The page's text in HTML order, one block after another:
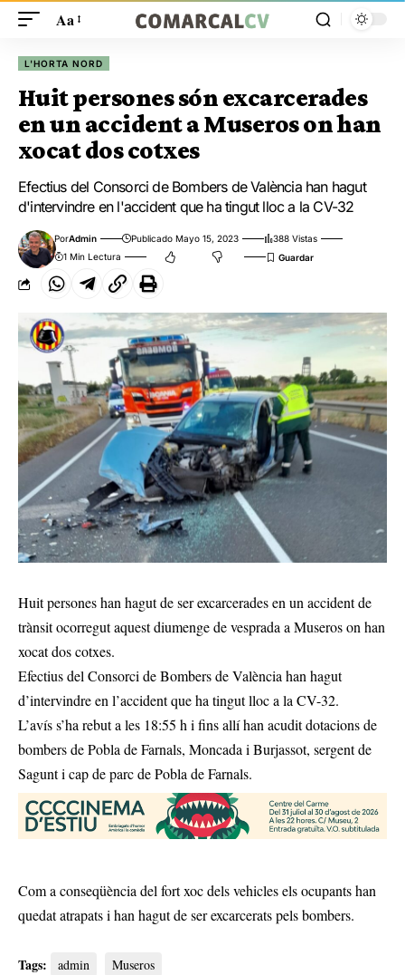
Aa
L'HORTA NORD
Huit persones són excarcerades
en un accident a Museros on han
xocat dos cotxes
Efectius del Consorci de Bombers de València han hagut
d'intervindre en l'accident que ha tingut lloc a la CV-32
PorAdmin Publicado Mayo 15, 2023
388 Vistas
1 Min Lectura
Huit persones han hagut de ser excarcerades en un accident de
trànsit ocorregut aquest diumenge de vesprada a Museros on han
xocat dos cotxes.
Efectius del Consorci de Bombers de València han hagut
d’intervindre en l’accident que ha tingut lloc a la CV-32.
L’avís s’ha rebut a les 18:55 h i fins allí han acudit dotacions de
bombers de Pobla de Farnals, Moncada i Burjassot, sergent de
Sagunt i cap de parc de Pobla de Farnals.
Com a conseqüència del fort xoc dels vehicles els ocupants han
quedat atrapats i han hagut de ser excarcerats pels bombers.
Tags: admin Museros